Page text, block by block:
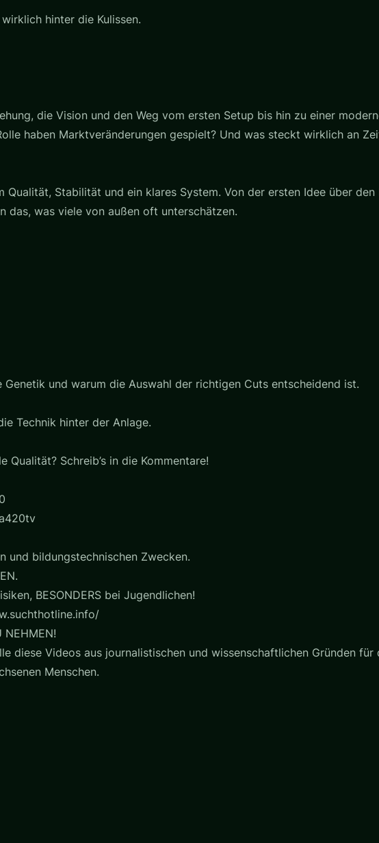
hinter die Kulissen.
die Vision und den Weg vom ersten Setup bis hin zu einer
haben Marktveränderungen gespielt? Und was steckt wirklich an
Stabilität und ein klares System. Von der ersten Idee über den
das, was viele von außen oft unterschätzen.
und warum die Auswahl der richtigen Cuts entscheidend ist.
Technik hinter der Anlage.
Schreib’s in die Kommentare!
und bildungstechnischen Zwecken.
BESONDERS bei Jugendlichen!
NEHMEN!
diese Videos aus journalistischen und wissenschaftlichen Gründen
Menschen.